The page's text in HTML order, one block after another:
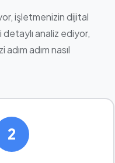
işletmenizin dijital
detaylı analiz ediyor,
adım nasıl
2